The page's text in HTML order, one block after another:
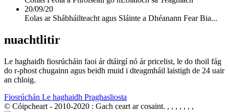
20/09/20
Eolas ar Shábháilteacht agus Sláinte a Dhéanann Fear Bia...
nuachtlitir
Le haghaidh fiosrúcháin faoi ár dtáirgí nó ár pricelist, le do thoil fág
do r-phost chugainn agus beidh muid i dteagmháil laistigh de 24 uair
an chloig.
Fiosrúchán Le haghaidh Praghasliosta
© Cóipcheart - 2010-2020 : Gach ceart ar cosaint. , , , , , , ,